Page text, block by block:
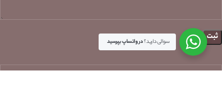
سوالی دارید؟در واتساپ بپرسید